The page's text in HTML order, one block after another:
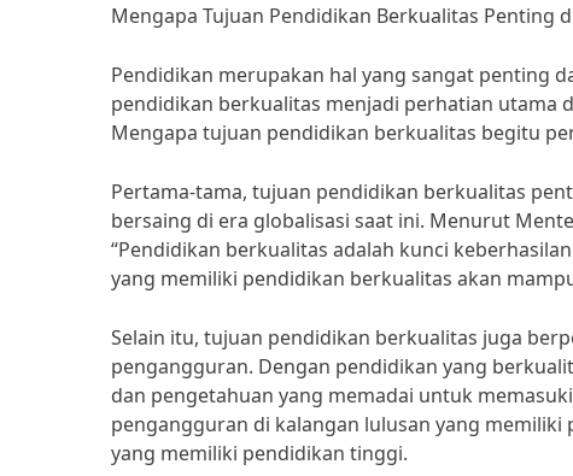
Mengapa Tujuan Pendidikan Berkualitas Penting
Pendidikan merupakan hal yang sangat penting
pendidikan berkualitas menjadi perhatian utama
Mengapa tujuan pendidikan berkualitas begitu
Pertama-tama, tujuan pendidikan berkualitas
bersaing di era globalisasi saat ini. Menurut
“Pendidikan berkualitas adalah kunci
yang memiliki pendidikan berkualitas akan
Selain itu, tujuan pendidikan berkualitas juga
pengangguran. Dengan pendidikan yang
dan pengetahuan yang memadai untuk
pengangguran di kalangan lulusan yang
yang memiliki pendidikan tinggi.